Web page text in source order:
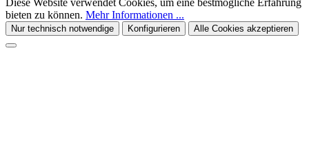
bieten zu können. Mehr Informationen ...
Nur technisch notwendige Konfigurieren Alle Cookies akzeptieren